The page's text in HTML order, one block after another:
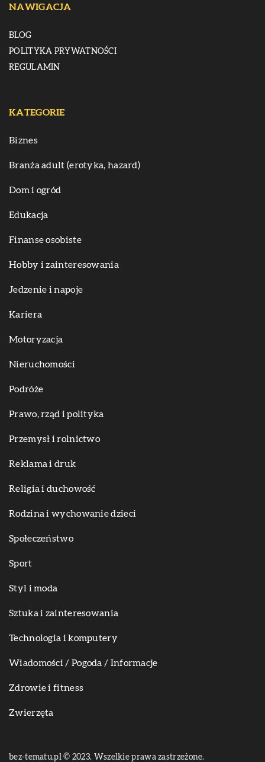
NAWIGACJA
BLOG
POLITYKA PRYWATNOŚCI
REGULAMIN
KATEGORIE
Biznes
Branża adult (erotyka, hazard)
Dom i ogród
Edukacja
Finanse osobiste
Hobby i zainteresowania
Jedzenie i napoje
Kariera
Motoryzacja
Nieruchomości
Podróże
Prawo, rząd i polityka
Przemysł i rolnictwo
Reklama i druk
Religia i duchowość
Rodzina i wychowanie dzieci
Społeczeństwo
Sport
Styl i moda
Sztuka i zainteresowania
Technologia i komputery
Wiadomości / Pogoda / Informacje
Zdrowie i fitness
Zwierzęta
bez-tematu.pl © 2023. Wszelkie prawa zastrzeżone.